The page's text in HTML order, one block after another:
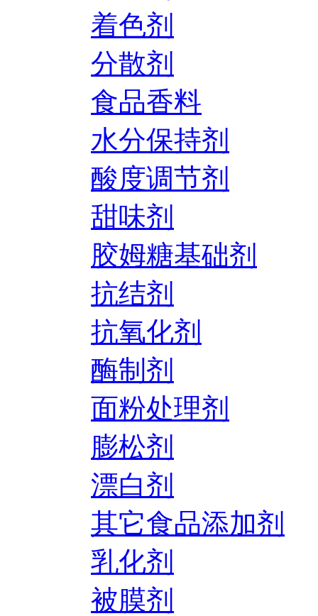
着色剂
分散剂
食品香料
水分保持剂
酸度调节剂
甜味剂
胶姆糖基础剂
抗结剂
抗氧化剂
酶制剂
面粉处理剂
膨松剂
漂白剂
其它食品添加剂
乳化剂
被膜剂